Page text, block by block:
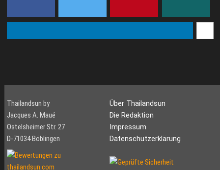
Thailandsun by
Jacques A. Maué
Ostelsheimer Str. 27
D-71034 Böblingen
Über Thailandsun
Die Redaktion
Impressum
Datenschutzerklärung